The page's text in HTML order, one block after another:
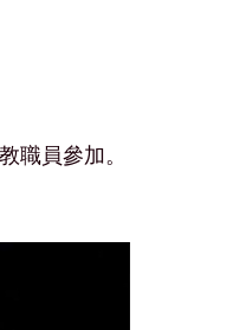
職員參加。